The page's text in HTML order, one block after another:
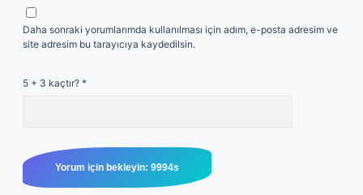
Daha sonraki yorumlarımda kullanılması için adım, e-posta adresim ve
site adresim bu tarayıcıya kaydedilsin.
5 + 3 kaçtır? *